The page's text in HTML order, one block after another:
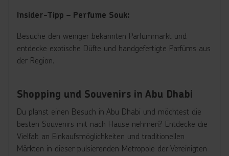
Insider-Tipp – Perfume Souk:
Besuche den weniger bekannten Parfümmarkt und
entdecke exotische Düfte und handgefertigte Parfüms aus
der Region.
Shopping und Souvenirs in Abu Dhabi
Du planst einen Besuch in Abu Dhabi und möchtest die
besten Souvenirs mit nach Hause nehmen? Entdecke die
Vielfalt an Einkaufsmöglichkeiten und traditionellen
Märkten in dieser pulsierenden Metropole der Vereinigten